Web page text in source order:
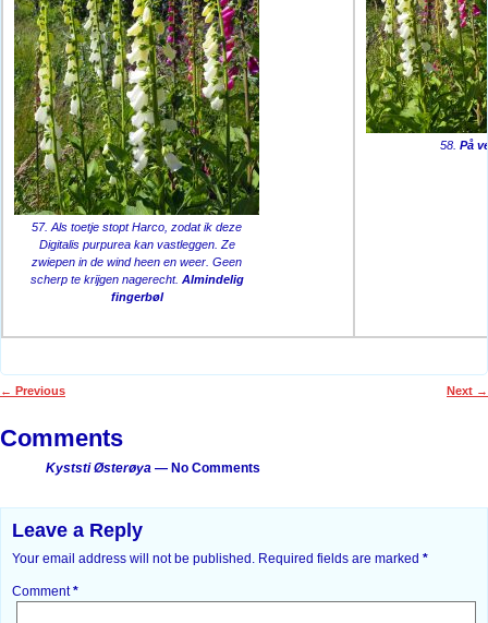
57. Als toetje stopt Harco, zodat ik deze
Digitalis purpurea kan vastleggen. Ze
zwiepen in de wind heen en weer. Geen
scherp te krijgen nagerecht. Almindelig
fingerbøl
58.På
← Previous Next →
Comments
Kyststi Østerøya — No Comments
Leave a Reply
Your email address will not be published. Required fields are marked *
Comment*